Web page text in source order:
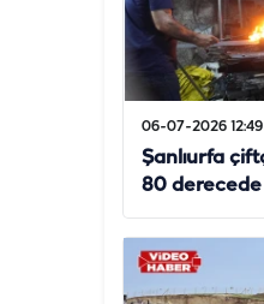
06-07-2026 12:49
Şanlıurfa
80